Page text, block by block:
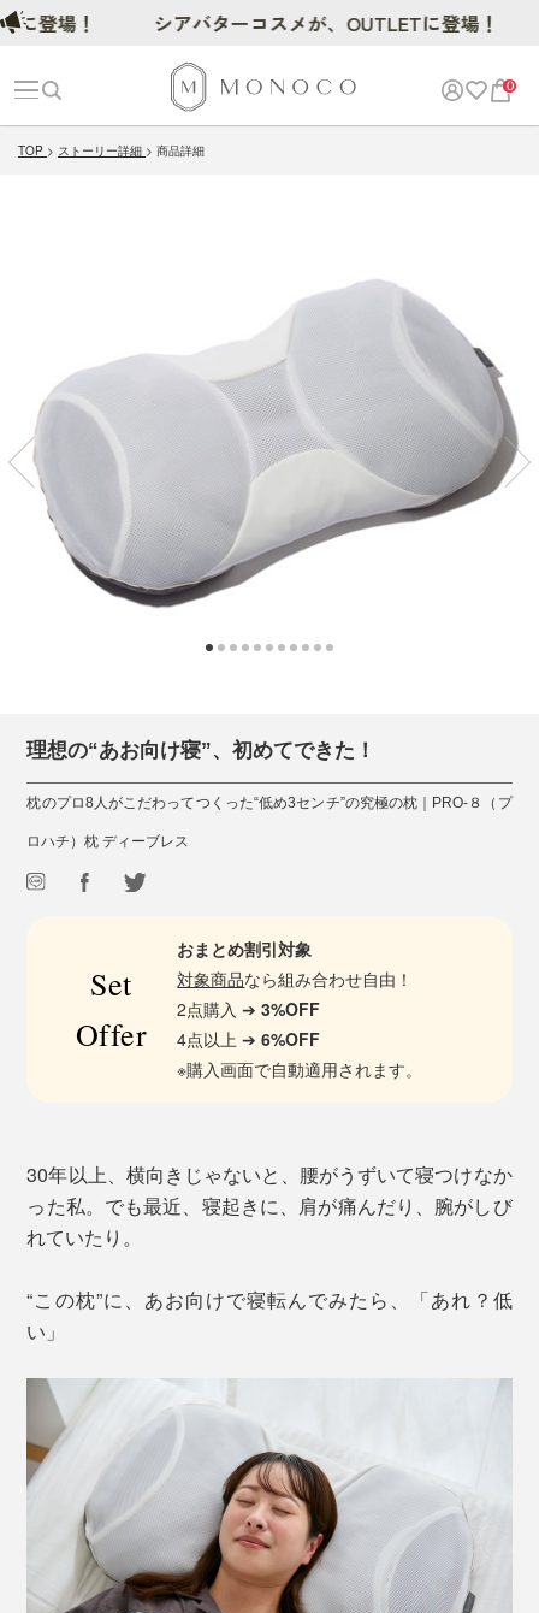
0
TOP ストーリー詳細 商品詳細
理想の“あお向け寝”、初めてできた！
枕のプロ8人がこだわってつくった“低め3センチ”の究極の枕｜PRO-８（プ
ロハチ）枕 ディーブレス
Set
Offer
おまとめ割引対象
対象商品なら組み合わせ自由！
2点購入 ➔3%OFF
4点以上 ➔6%OFF
※購入画面で自動適用されます。
30年以上、横向きじゃないと、腰がうずいて寝つけなか
った私。でも最近、寝起きに、肩が痛んだり、腕がしび
れていたり。
“この枕”に、あお向けで寝転んでみたら、「あれ？低
い」
！ シアバターコスメが、OUTLETに登場！